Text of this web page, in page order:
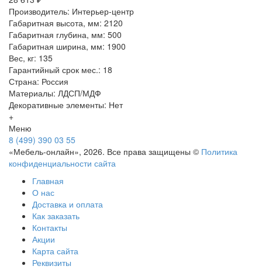
Производитель: Интерьер-центр
Габаритная высота, мм: 2120
Габаритная глубина, мм: 500
Габаритная ширина, мм: 1900
Вес, кг: 135
Гарантийный срок мес.: 18
Страна: Россия
Материалы: ЛДСП/МДФ
Декоративные элементы: Нет
+
Меню
8 (499) 390 03 55
«Мебель-онлайн», 2026. Все права защищены © Политика
конфиденциальности сайта
Главная
О нас
Доставка и оплата
Как заказать
Контакты
Акции
Карта сайта
Реквизиты